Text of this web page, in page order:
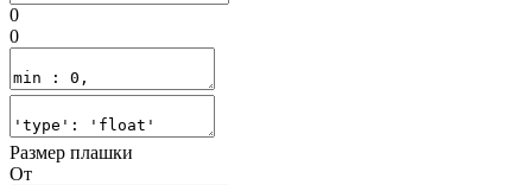
0
0
Размер плашки
От